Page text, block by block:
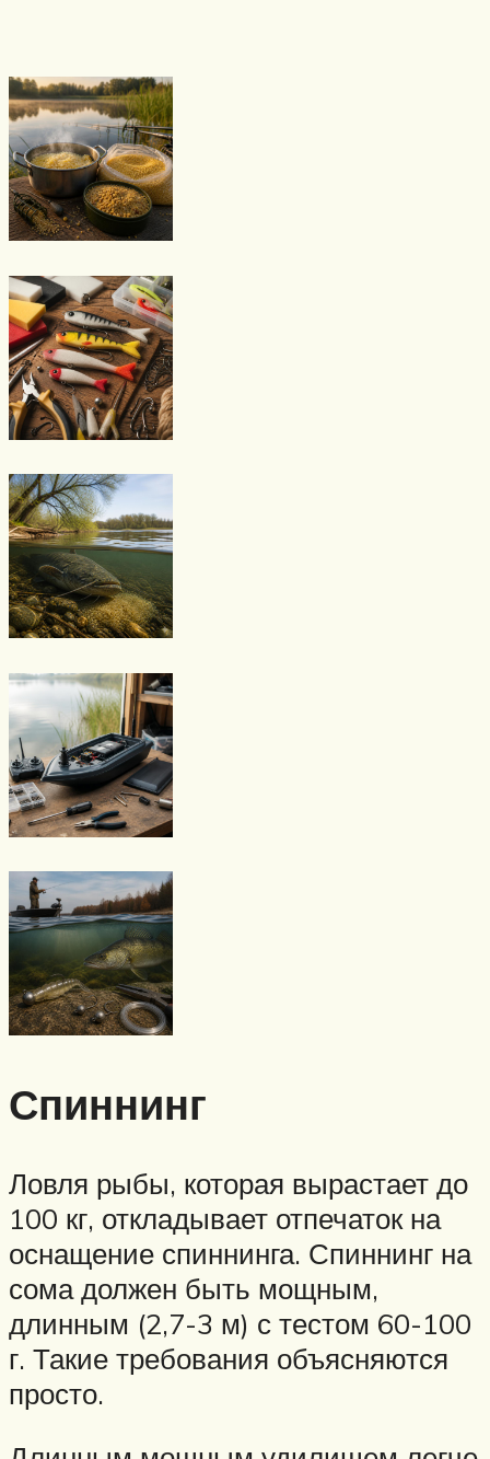
Спиннинг
Ловля рыбы, которая вырастает до
100 кг, откладывает отпечаток на
оснащение спиннинга. Спиннинг на
сома должен быть мощным,
длинным (2,7-3 м) с тестом 60-100
г. Такие требования объясняются
просто.